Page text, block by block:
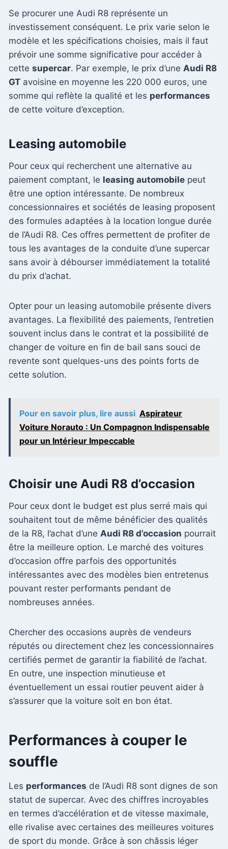
Se procurer une Audi R8 représente un
investissement conséquent. Le prix varie selon le
modèle et les spécifications choisies, mais il faut
prévoir une somme significative pour accéder à
cette supercar. Par exemple, le prix d’une Audi R8
GT avoisine en moyenne les 220 000 euros, une
somme qui reflète la qualité et les performances
de cette voiture d’exception.
Leasing automobile
Pour ceux qui recherchent une alternative au
paiement comptant, le leasing automobile peut
être une option intéressante. De nombreux
concessionnaires et sociétés de leasing proposent
des formules adaptées à la location longue durée
de l’Audi R8. Ces offres permettent de profiter de
tous les avantages de la conduite d’une supercar
sans avoir à débourser immédiatement la totalité
du prix d’achat.
Opter pour un leasing automobile présente divers
avantages. La flexibilité des paiements, l’entretien
souvent inclus dans le contrat et la possibilité de
changer de voiture en fin de bail sans souci de
revente sont quelques-uns des points forts de
cette solution.
Pour en savoir plus, lire aussi Aspirateur
Voiture Norauto : Un Compagnon Indispensable
pour un Intérieur Impeccable
Choisir une Audi R8 d’occasion
Pour ceux dont le budget est plus serré mais qui
souhaitent tout de même bénéficier des qualités
de la R8, l’achat d’une Audi R8 d’occasion pourrait
être la meilleure option. Le marché des voitures
d’occasion offre parfois des opportunités
intéressantes avec des modèles bien entretenus
pouvant rester performants pendant de
nombreuses années.
Chercher des occasions auprès de vendeurs
réputés ou directement chez les concessionnaires
certifiés permet de garantir la fiabilité de l’achat.
En outre, une inspection minutieuse et
éventuellement un essai routier peuvent aider à
s’assurer que la voiture soit en bon état.
Performances à couper le
souffle
Les performances de l’Audi R8 sont dignes de son
statut de supercar. Avec des chiffres incroyables
en termes d’accélération et de vitesse maximale,
elle rivalise avec certaines des meilleures voitures
de sport du monde. Grâce à son châssis léger